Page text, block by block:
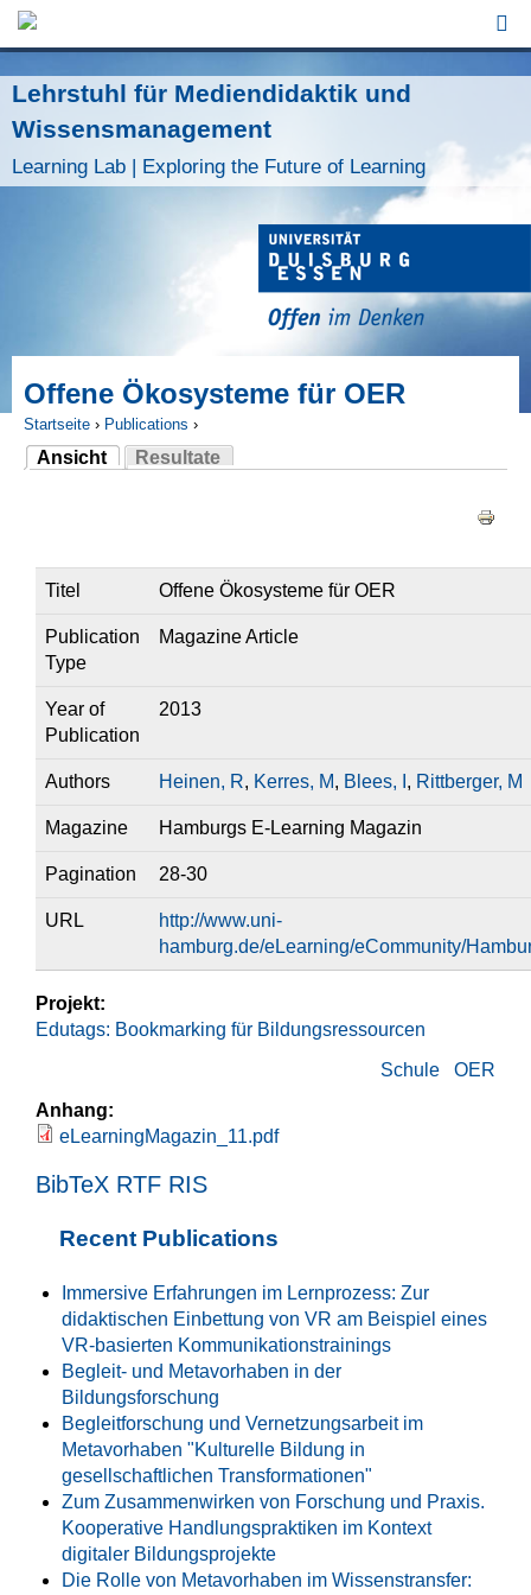
Lehrstuhl für Mediendidaktik und
Wissensmanagement
Learning Lab | Exploring the Future of Learning
Offene Ökosysteme für OER
Sie sind hier
Startseite › Publications ›
Ansicht
(aktiver Reiter)
Resultate
Titel Offene Ökosysteme für OER
Publication
Type
Magazine Article
Year of
Publication
2013
Authors Heinen, R, Kerres, M, Blees, I , Rittberger, M
Magazine Hamburgs E-Learning Magazin
Pagination 28-30
URL
http://www.uni-
hamburg.de/eLearning/eCommunity/
Projekt:
Edutags: Bookmarking für Bildungsressourcen
OER
Schule
Anhang:
eLearningMagazin_11.pdf
BibTeX RTF RIS
Recent Publications
Immersive Erfahrungen im Lernprozess: Zur
didaktischen Einbettung von VR am Beispiel eines
VR-basierten Kommunikationstrainings
Begleit- und Metavorhaben in der
Bildungsforschung
Begleitforschung und Vernetzungsarbeit im
Metavorhaben "Kulturelle Bildung in
gesellschaftlichen Transformationen"
Zum Zusammenwirken von Forschung und Praxis.
Kooperative Handlungspraktiken im Kontext
digitaler Bildungsprojekte
Die Rolle von Metavorhaben im Wissenstransfer: